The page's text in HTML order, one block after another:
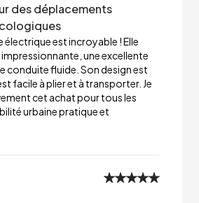
des déplacements
est incroyable ! Elle
une excellente
conduite fluide. Son design est
facile à plier et à transporter. Je
cet achat pour tous les
urbaine pratique et